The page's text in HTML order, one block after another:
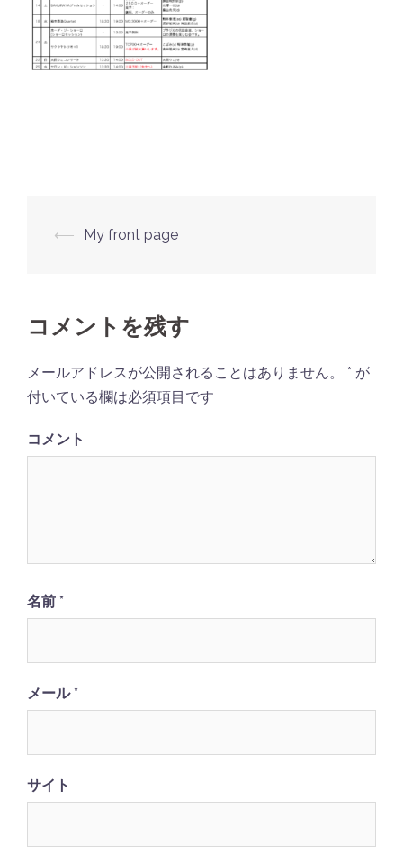
投
ビ
ー
シ
ョ
ン
⟵ My front page
コメントを残す
メールアドレスが公開されることはありません。 * が
付いている欄は必須項目です
コメント
名前 *
メール*
サイト